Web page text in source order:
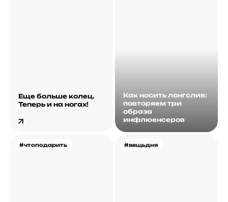
Еще больше колец.
Теперь и на ногах!
Как носить лонгслив:
повторяем три
образа
инфлюенсеров
#чтоподарить #вещьдня